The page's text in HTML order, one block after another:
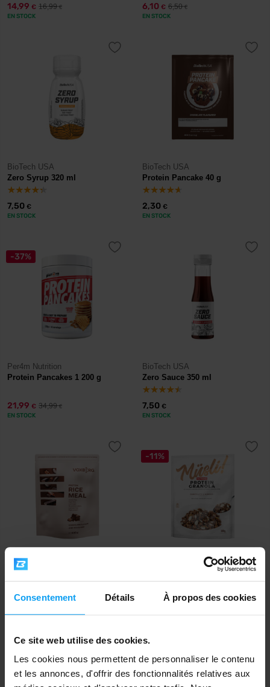
Consentement Détails À propos des cookies
Ce site web utilise des cookies.
Les cookies nous permettent de personnaliser le contenu
et les annonces, d'offrir des fonctionnalités relatives aux
14,99 € 16,99€
EN STOCK
6,10 € 6,50€
EN STOCK
BioTech USA
Zero Syrup 320 ml
7,50 €
EN STOCK
BioTech USA
Protein Pancake 40 g
2,30 €
EN STOCK
-37%
Per4m Nutrition
Protein Pancakes 1 200 g
21,99 € 34,99€
EN STOCK
BioTech USA
Zero Sauce 350 ml
7,50 €
EN STOCK
Voxberg
13€ avec le code de réduction
15,29€
-11%
5,89